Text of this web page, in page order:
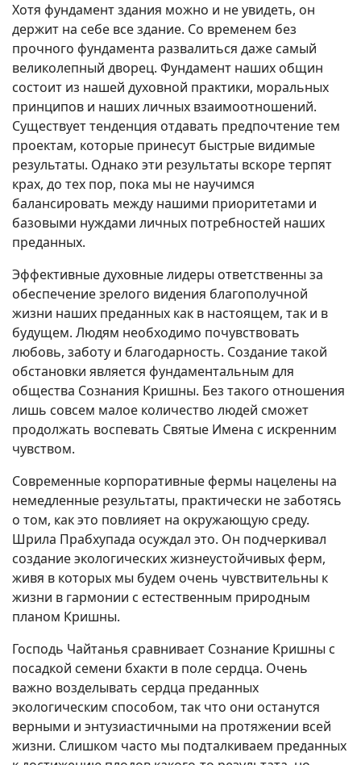
Хотя фундамент здания можно и не увидеть, он
держит на себе все здание. Со временем без
прочного фундамента развалиться даже самый
великолепный дворец. Фундамент наших общин
состоит из нашей духовной практики, моральных
принципов и наших личных взаимоотношений.
Существует тенденция отдавать предпочтение тем
проектам, которые принесут быстрые видимые
результаты. Однако эти результаты вскоре терпят
крах, до тех пор, пока мы не научимся
балансировать между нашими приоритетами и
базовыми нуждами личных потребностей наших
преданных.
Эффективные духовные лидеры ответственны за
обеспечение зрелого видения благополучной
жизни наших преданных как в настоящем, так и в
будущем. Людям необходимо почувствовать
любовь, заботу и благодарность. Создание такой
обстановки является фундаментальным для
общества Сознания Кришны. Без такого отношения
лишь совсем малое количество людей сможет
продолжать воспевать Святые Имена с искренним
чувством.
Современные корпоративные фермы нацелены на
немедленные результаты, практически не заботясь
о том, как это повлияет на окружающую среду.
Шрила Прабхупада осуждал это. Он подчеркивал
создание экологических жизнеустойчивых ферм,
живя в которых мы будем очень чувствительны к
жизни в гармонии с естественным природным
планом Кришны.
Господь Чайтанья сравнивает Сознание Кришны с
посадкой семени бхакти в поле сердца. Очень
важно возделывать сердца преданных
экологическим способом, так что они останутся
верными и энтузиастичными на протяжении всей
жизни. Слишком часто мы подталкиваем преданных